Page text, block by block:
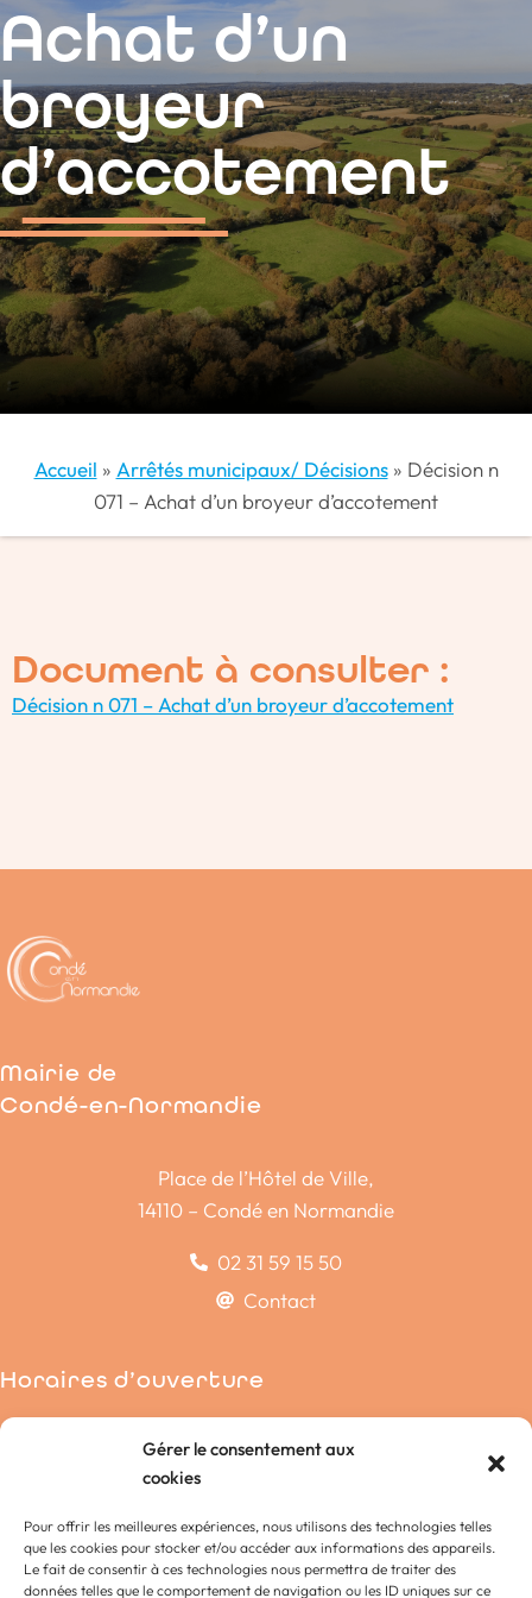
Gérer le consentement aux
cookies
Pour offrir les meilleures expériences, nous utilisons des technologies telles
que les cookies pour stocker et/ou accéder aux informations des appareils.
Le fait de consentir à ces technologies nous permettra de traiter des
données telles que le comportement de navigation ou les ID uniques sur ce
principal
Achat d’un
broyeur
d’accotement
Accueil » Arrêtés municipaux/ Décisions» Décision n
071 – Achat d’un broyeur d’accotement
Document à consulter :
Décision n 071 – Achat d’un broyeur d’accotement
Mairie de
Condé-en-Normandie
Place de l’Hôtel de Ville,
14110 – Condé en Normandie
02 31 59 15 50
Contact
Horaires d’ouverture
La Chapelle-Engerbold
Proussy
Saint-Germain-du-Crioult